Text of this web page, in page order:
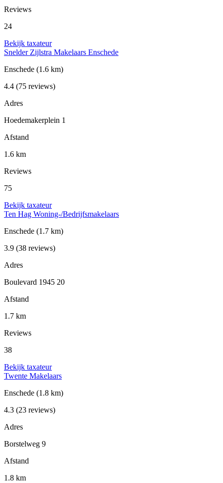
Reviews
24
Bekijk taxateur
Snelder Zijlstra Makelaars Enschede
Enschede (1.6 km)
4.4 (75 reviews)
Adres
Hoedemakerplein 1
Afstand
1.6 km
Reviews
75
Bekijk taxateur
Ten Hag Woning-/Bedrijfsmakelaars
Enschede (1.7 km)
3.9 (38 reviews)
Adres
Boulevard 1945 20
Afstand
1.7 km
Reviews
38
Bekijk taxateur
Twente Makelaars
Enschede (1.8 km)
4.3 (23 reviews)
Adres
Borstelweg 9
Afstand
1.8 km